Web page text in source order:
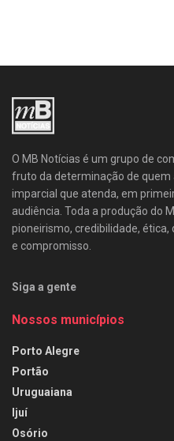
O MB Notícias é um grupo de
fruto da determinação de
imparcial que atenda, em
audiência. Toda a produção do
pioneirismo, credibilidade, ética,
e compromisso.
Siga a gente
Nossos municípios
Porto Alegre
Portão
Uruguaiana
Ijuí
Osório